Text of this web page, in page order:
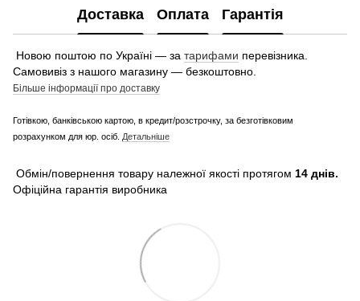
Доставка Оплата Гарантія
Новою поштою по Україні — за тарифами перевізника.
Самовивіз з нашого магазину — безкоштовно.
Більше інформації про доставку
Готівкою, банківською картою, в кредит/розстрочку, за безготівковим
розрахунком для юр. осіб. Детальніше
Обмін/повернення товару належної якості протягом 14 днів.
Офіційна гарантія виробника